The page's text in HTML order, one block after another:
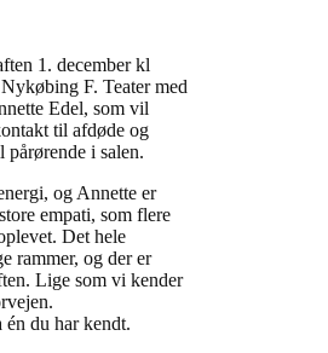
1. december kl
F. Teater med
Edel, som vil
til afdøde og
i salen.
og Annette er
empati, som flere
Det hele
rammer, og der er
Lige som vi kender
én du har kendt.